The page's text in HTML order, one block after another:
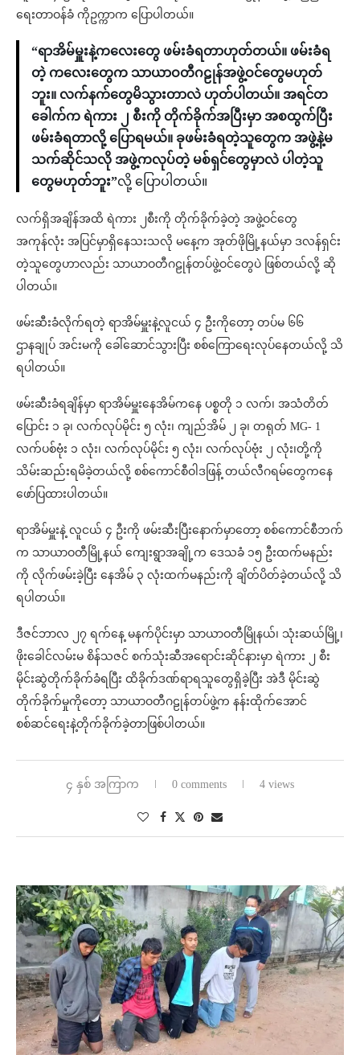
ရေးတာဝန်ခံ ကိုဥက္ကာက ပြောပါတယ်။
“ရာအိမ်မှူးနဲ့ကလေးတွေ ဖမ်းခံရတာဟုတ်တယ်။ ဖမ်းခံရ
တဲ့ ကလေးတွေက သာယာဝတီဂဠုန်အဖွဲ့ဝင်တွေမဟုတ်
ဘူး။ လက်နက်တွေမိသွားတာလဲ ဟုတ်ပါတယ်။ အရင်တ
ခေါက်က ရဲကား ၂ စီးကို တိုက်ခိုက်အပြီးမှာ အစထွက်ပြီး
ဖမ်းခံရတာလို့ ပြောရမယ်။ ခုဖမ်းခံရတဲ့သူတွေက အဖွဲ့နဲ့မ
သက်ဆိုင်သလို အဖွဲ့ကလုပ်တဲ့ မစ်ရှင်တွေမှာလဲ ပါတဲ့သူ
တွေမဟုတ်ဘူး”လို့ ပြောပါတယ်။
လက်ရှိအချိန်အထိ ရဲကား ၂စီးကို တိုက်ခိုက်ခဲ့တဲ့ အဖွဲ့ဝင်တွေ
အကုန်လုံး အပြင်မှာရှိနေသးသလို မနေ့က အုတ်ဖိုမြို့နယ်မှာ ဒလန်ရှင်း
တဲ့သူတွေဟာလည်း သာယာဝတီဂဠုန်တပ်ဖွဲ့ဝင်တွေပဲ ဖြစ်တယ်လို့ ဆို
ပါတယ်။
ဖမ်းဆီးခံလိုက်ရတဲ့ ရာအိမ်မှူးနဲ့လူငယ် ၄ ဦးကိုတော့ တပ်မ ၆၆
ဌာနချုပ် အင်းမကို ခေါ်ဆောင်သွားပြီး စစ်ကြောရေးလုပ်နေတယ်လို့ သိ
ရပါတယ်။
ဖမ်းဆီးခံရချိန်မှာ ရာအိမ်မှူးနေအိမ်ကနေ ပစ္စတို ၁ လက်၊ အသံတိတ်
ပြောင်း ၁ ခု၊ လက်လုပ်မိုင်း ၅ လုံး၊ ကျည်အိမ် ၂ ခု၊ တရုတ် MG- 1
လက်ပစ်ဗုံး ၁ လုံး၊ လက်လုပ်မိုင်း ၅ လုံး၊ လက်လုပ်ဗုံး ၂ လုံး၊တို့ကို
သိမ်းဆည်းရမိခဲ့တယ်လို့ စစ်ကောင်စီဝါဒဖြန့် တယ်လီဂရမ်တွေကနေ
ဖော်ပြထားပါတယ်။
ရာအိမ်မှူးနဲ့ လူငယ် ၄ ဦးကို ဖမ်းဆီးပြီးနောက်မှာတော့ စစ်ကောင်စီဘက်
က သာယာဝတီမြို့နယ် ကျေးရွာအချို့က ဒေသခံ ၁၅ ဦးထက်မနည်း
ကို လိုက်ဖမ်းခဲ့ပြီး နေအိမ် ၃ လုံးထက်မနည်းကို ချိတ်ပိတ်ခဲ့တယ်လို့ သိ
ရပါတယ်။
ဒီဇင်ဘာလ ၂၇ ရက်နေ့ မနက်ပိုင်းမှာ သာယာဝတီမြိုနယ်၊ သုံးဆယ်မြို့၊
ဖိုးခေါင်လမ်းမ စိန်သဇင် စက်သုံးဆီအရောင်းဆိုင်နားမှာ ရဲကား ၂ စီး
မိုင်းဆွဲတိုက်ခိုက်ခံရပြီး ထိခိုက်ဒဏ်ရာရသူတွေရှိခဲ့ပြီး အဲဒီ မိုင်းဆွဲ
တိုက်ခိုက်မှုကိုတော့ သာယာဝတီဂဠုန်တပ်ဖွဲ့က နန်းထိုက်အောင်
စစ်ဆင်ရေးနဲ့တိုက်ခိုက်ခဲ့တာဖြစ်ပါတယ်။
၄ နှစ် အကြာက 0 comments 4 views